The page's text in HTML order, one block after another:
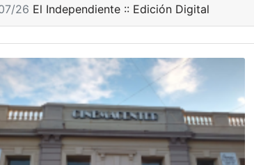
26 El Independiente :: Edición Digital